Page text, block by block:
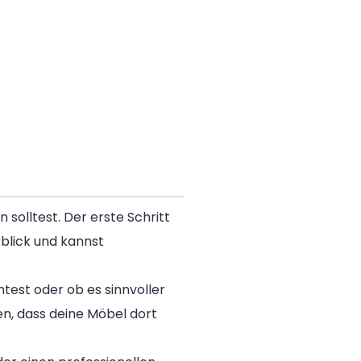
solltest. Der erste Schritt
und kannst
oder ob es sinnvoller
dass deine Möbel dort